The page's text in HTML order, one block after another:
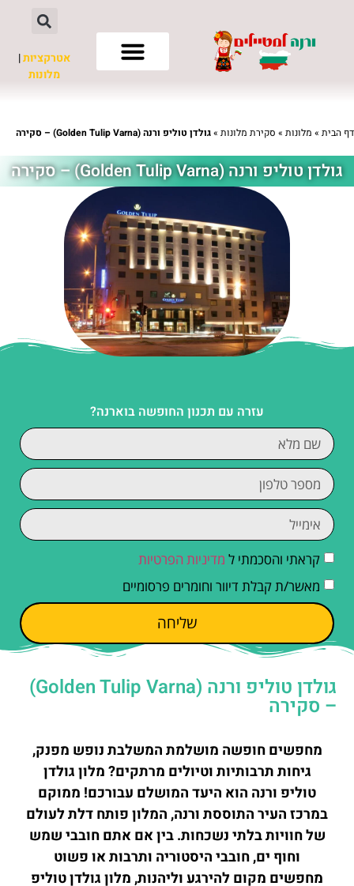
אטרקציות|
מלונות
דף הבית » מלונות » סקירת מלונות »גולדן טוליפ ורנה (Golden Tulip Varna) – סקירה
גולדן טוליפ ורנה (Golden Tulip Varna) – סקירה
עזרה עם תכנון החופשה בוארנה?
קראתי והסכמתי ל מדיניות הפרטיות
מאשר/ת קבלת דיוור וחומרים פרסומיים
שליחה
גולדן טוליפ ורנה (Golden Tulip Varna)
– סקירה
מחפשים חופשה מושלמת המשלבת נופש מפנק,
גיחות תרבותיות וטיולים מרתקים? מלון גולדן
טוליפ ורנה הוא היעד המושלם עבורכם! ממוקם
במרכז העיר התוססת ורנה, המלון פותח דלת לעולם
של חוויות בלתי נשכחות. בין אם אתם חובבי שמש
וחוף ים, חובבי היסטוריה ותרבות או פשוט
מחפשים מקום להירגע וליהנות, מלון גולדן טוליפ